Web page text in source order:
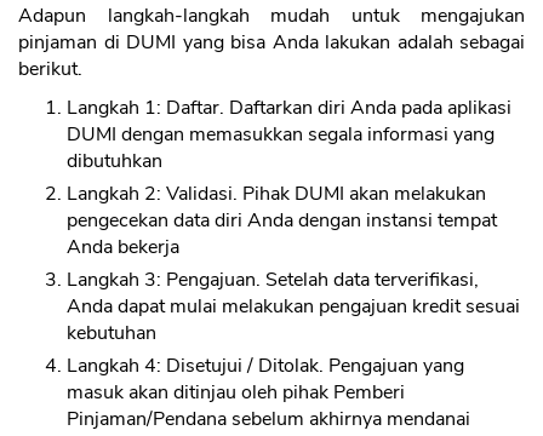
Adapun langkah-langkah mudah untuk mengajukan
pinjaman di DUMI yang bisa Anda lakukan adalah sebagai
berikut.
Langkah 1: Daftar. Daftarkan diri Anda pada aplikasi
DUMI dengan memasukkan segala informasi yang
dibutuhkan
Langkah 2: Validasi. Pihak DUMI akan melakukan
pengecekan data diri Anda dengan instansi tempat
Anda bekerja
Langkah 3: Pengajuan. Setelah data terverifikasi,
Anda dapat mulai melakukan pengajuan kredit sesuai
kebutuhan
Langkah 4: Disetujui / Ditolak. Pengajuan yang
masuk akan ditinjau oleh pihak Pemberi
Pinjaman/Pendana sebelum akhirnya mendanai